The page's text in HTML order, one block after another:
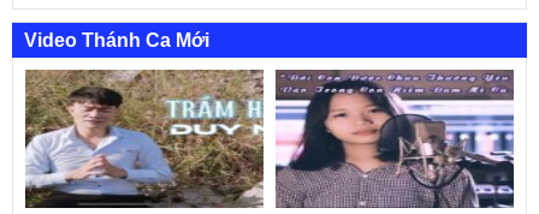
Video Thánh Ca Mới